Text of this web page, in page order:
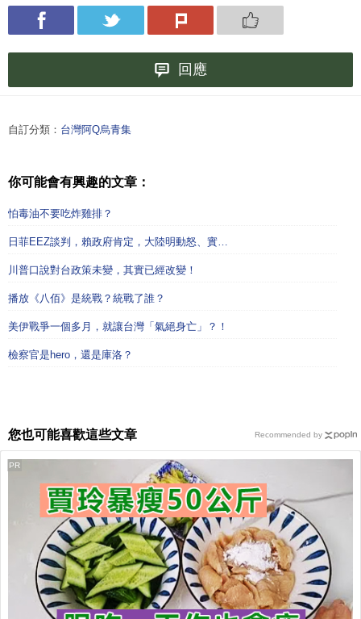
回應
自訂分類： 台灣阿Q烏青集
你可能會有興趣的文章：
怕毒油不要吃炸雞排？
日菲EEZ談判，賴政府肯定，大陸明動怒、實…
川普口說對台政策未變，其實已經改變！
播放《八佰》是統戰？統戰了誰？
美伊戰爭一個多月，就讓台灣「氣絕身亡」？！
檢察官是hero，還是庫洛？
您也可能喜歡這些文章
PR
Recommended by